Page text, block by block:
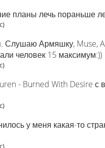
планы лечь пораньше
Слушаю Армяшку, Muse,
человек 15 максимум:))
- Burned With Desire с
у меня какая-то